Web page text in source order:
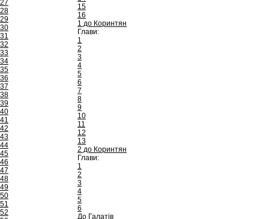
27
28
29
30
31
32
33
34
35
36
37
38
39
40
41
42
43
44
45
46
47
48
49
50
51
52
15
16
1 до Коринтян
Глави:
1
2
3
4
5
6
7
8
9
10
11
12
13
2 до Коринтян
Глави:
1
2
3
4
5
6
До Галатів